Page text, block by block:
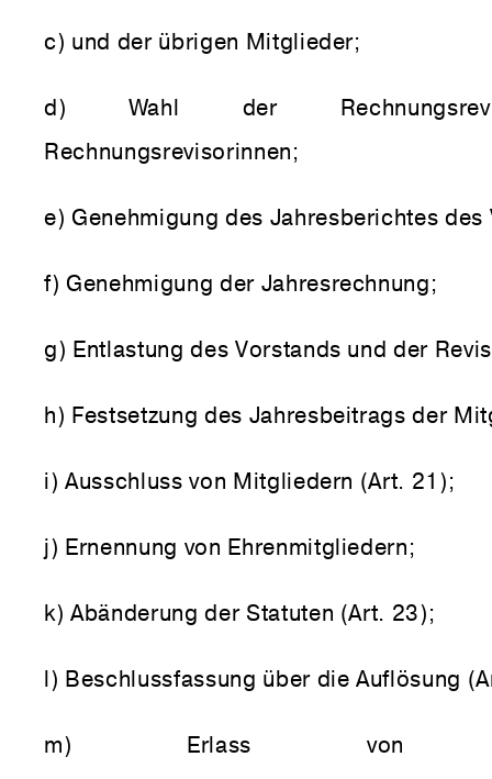
c) und der übrigen Mitglieder;
d) Wahl der
Rechnungsrevisorinnen;
e) Genehmigung des Jahresberichtes des
f) Genehmigung der Jahresrechnung;
g) Entlastung des Vorstands und der
h) Festsetzung des Jahresbeitrags der
i) Ausschluss von Mitgliedern (Art. 21);
j) Ernennung von Ehrenmitgliedern;
k) Abänderung der Statuten (Art. 23);
l) Beschlussfassung über die Auflösung
m) Erlass von